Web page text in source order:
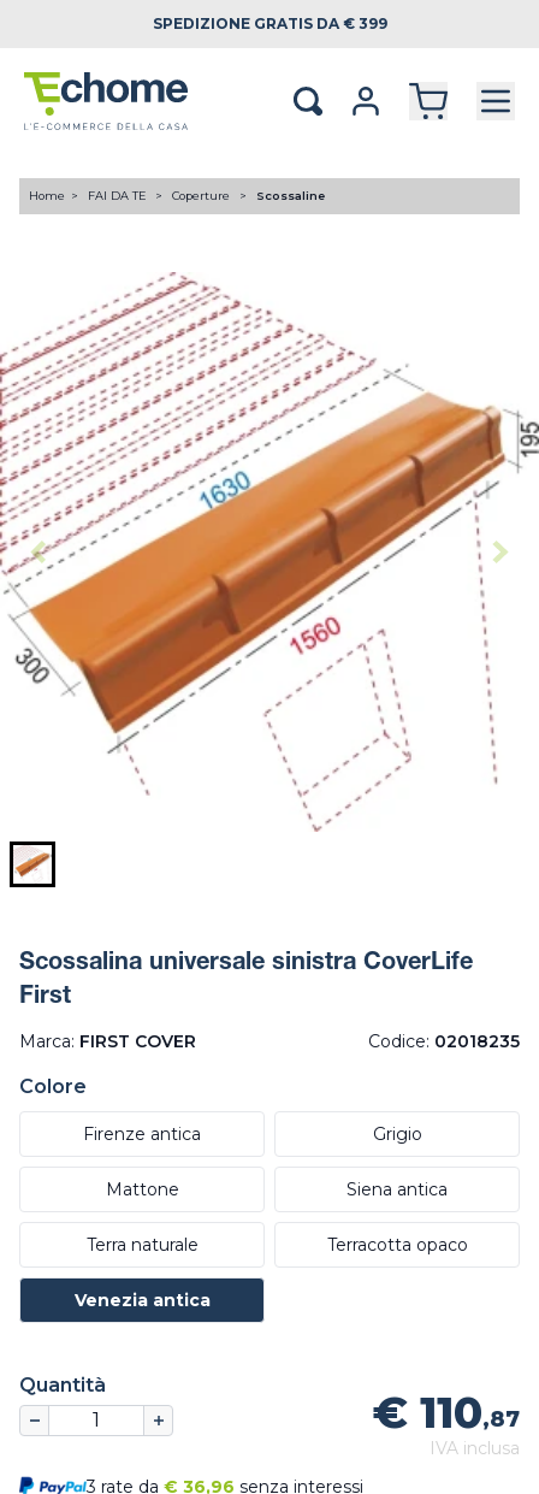
SPEDIZIONE GRATIS DA € 399
Home FAI DA TE Coperture Scossaline
Scossalina universale sinistra CoverLife
First
Marca: FIRST COVER Codice: 02018235
Colore
Firenze antica Grigio
Mattone Siena antica
Terra naturale Terracotta opaco
Venezia antica
Quantità
€ 110,87
IVA inclusa
3 rate da € 36,96 senza interessi